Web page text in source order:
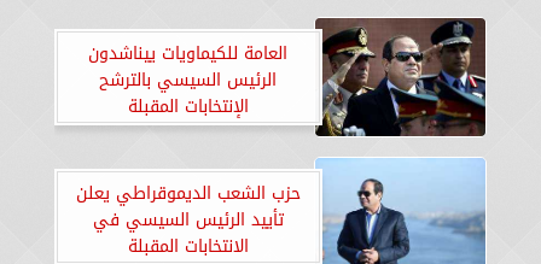
العامة للكيماويات ييناشدون
الرئيس السيسي بالترشح
الإنتخابات المقبلة
حزب الشعب الديموقراطي يعلن
تأييد الرئيس السيسي في
الانتخابات المقبلة